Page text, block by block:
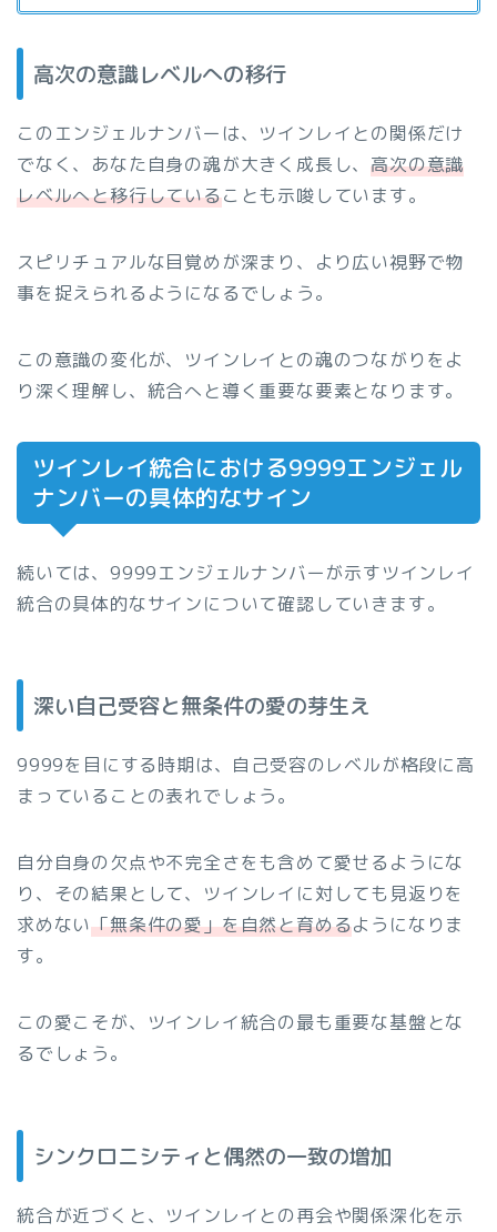
高次の意識レベルへの移行
このエンジェルナンバーは、ツインレイとの関係だけ
でなく、あなた自身の魂が大きく成長し、高次の意識
レベルへと移行していることも示唆しています。
スピリチュアルな目覚めが深まり、より広い視野で物
事を捉えられるようになるでしょう。
この意識の変化が、ツインレイとの魂のつながりをよ
り深く理解し、統合へと導く重要な要素となります。
ツインレイ統合における9999エンジェル
ナンバーの具体的なサイン
続いては、9999エンジェルナンバーが示すツインレイ
統合の具体的なサインについて確認していきます。
深い自己受容と無条件の愛の芽生え
9999を目にする時期は、自己受容のレベルが格段に高
まっていることの表れでしょう。
自分自身の欠点や不完全さをも含めて愛せるようにな
り、その結果として、ツインレイに対しても見返りを
求めない「無条件の愛」を自然と育めるようになりま
す。
この愛こそが、ツインレイ統合の最も重要な基盤とな
るでしょう。
シンクロニシティと偶然の一致の増加
統合が近づくと、ツインレイとの再会や関係深化を示